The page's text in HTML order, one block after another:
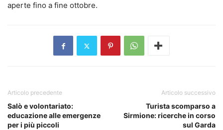
aperte fino a fine ottobre.
Articolo precedente
Salò e volontariato:
educazione alle emergenze
per i più piccoli
Articolo successivo
Turista scomparso a
Sirmione: ricerche in corso
sul Garda